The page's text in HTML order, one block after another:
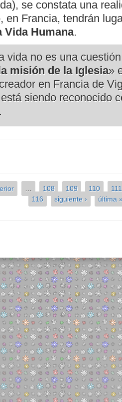
se constata una
en Francia, tendrán
Vida Humana.
vida no es una
misión de la Iglesia»
en Francia de
siendo reconocido
108 109 110
111
116
siguiente › última